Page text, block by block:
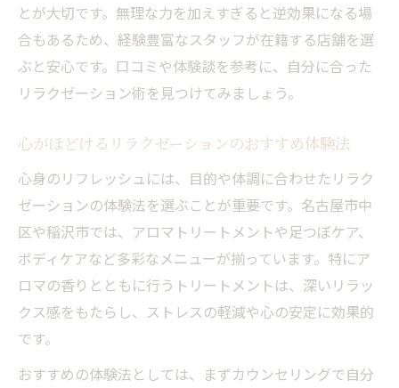
とが大切です。無理な力を加えすぎると逆効果になる場
合もあるため、経験豊富なスタッフが在籍する店舗を選
ぶと安心です。口コミや体験談を参考に、自分に合った
リラクゼーション術を見つけてみましょう。
心がほどけるリラクゼーションのおすすめ体験法
心身のリフレッシュには、目的や体調に合わせたリラク
ゼーションの体験法を選ぶことが重要です。名古屋市中
区や稲沢市では、アロマトリートメントや足つぼケア、
ボディケアなど多彩なメニューが揃っています。特にア
ロマの香りとともに行うトリートメントは、深いリラッ
クス感をもたらし、ストレスの軽減や心の安定に効果的
です。
おすすめの体験法としては、まずカウンセリングで自分